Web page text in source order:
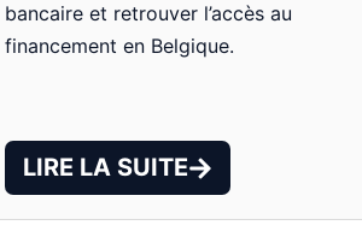
bancaire et retrouver l’accès au
financement en Belgique.
LIRE LA SUITE